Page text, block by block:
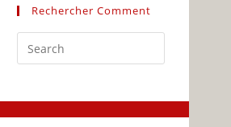
Rechercher Comment
Escape
close
the